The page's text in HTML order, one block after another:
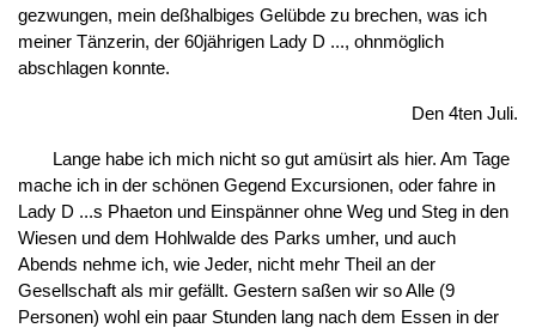
gezwungen, mein deßhalbiges Gelübde zu brechen, was ich
meiner Tänzerin, der 60jährigen Lady D ..., ohnmöglich
abschlagen konnte.
Den 4ten Juli.
Lange habe ich mich nicht so gut amüsirt als hier. Am Tage
mache ich in der schönen Gegend Excursionen, oder fahre in
Lady D ...s Phaeton und Einspänner ohne Weg und Steg in den
Wiesen und dem Hohlwalde des Parks umher, und auch
Abends nehme ich, wie Jeder, nicht mehr Theil an der
Gesellschaft als mir gefällt. Gestern saßen wir so Alle (9
Personen) wohl ein paar Stunden lang nach dem Essen in der